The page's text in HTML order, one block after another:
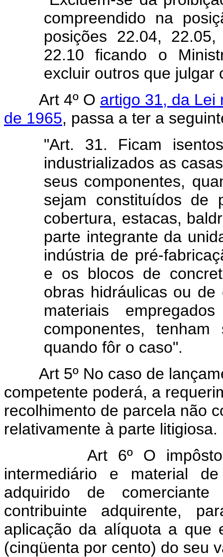
compreendido na
posições 22.04,
22.10 ficando o
excluir outros que julgar
Art 4º O artigo 31, da Lei
de 1965, passa a ter a
"Art. 31. Ficam
industrializados as
seus componentes,
sejam constituídos de
cobertura, estacas,
parte integrante da
indústria de pré-
e os blocos de
obras hidráulicas ou
materiais
componentes, tenham
quando fôr o caso".
Art 5º No caso de
competente poderá, a
recolhimento de parcela não
relativamente à parte litigiosa.
Art 6º O impôsto
intermediário e material
adquirido de
contribuinte adquirente,
aplicação da alíquota a que
(cinqüenta por cento) do seu